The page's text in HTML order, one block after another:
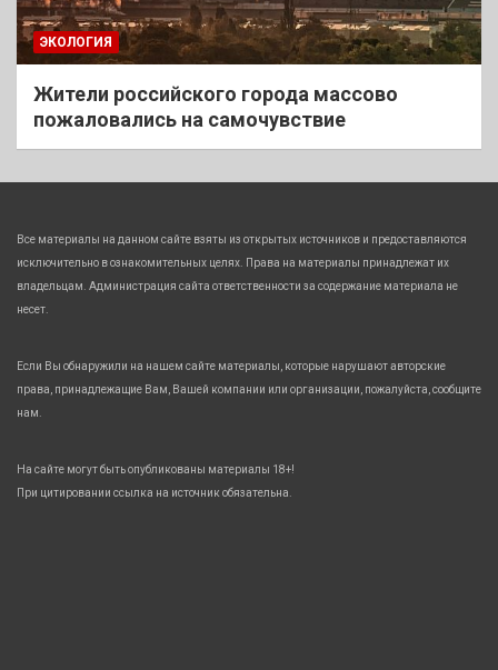
ЭКОЛОГИЯ
Жители российского города массово
пожаловались на самочувствие
Все материалы на данном сайте взяты из открытых источников и предоставляются
исключительно в ознакомительных целях. Права на материалы принадлежат их
владельцам. Администрация сайта ответственности за содержание материала не
несет.
Если Вы обнаружили на нашем сайте материалы, которые нарушают авторские
права, принадлежащие Вам, Вашей компании или организации, пожалуйста, сообщите
нам.
На сайте могут быть опубликованы материалы 18+!
При цитировании ссылка на источник обязательна.